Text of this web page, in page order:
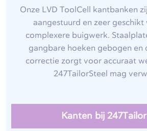
Onze LVD ToolCell kantbanken
aangestuurd en zeer
complexere buigwerk.
gangbare hoeken gebogen en
correctie zorgt voor accuraat
247TailorSteel mag
Kanten bij